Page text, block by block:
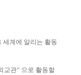
세계에 알리는 활동
교관” 으로 활동할